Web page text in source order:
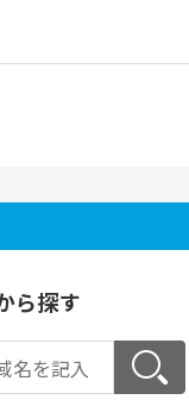
ら探す